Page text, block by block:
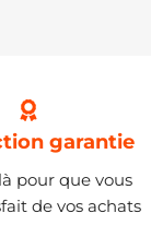
garantie
pour que vous
de vos achats